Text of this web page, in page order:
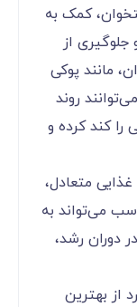
کمک به
از
مانند پوکی
روند
کند کرده و
متعادل،
می‌تواند به
دوران رشد،
از بهترین